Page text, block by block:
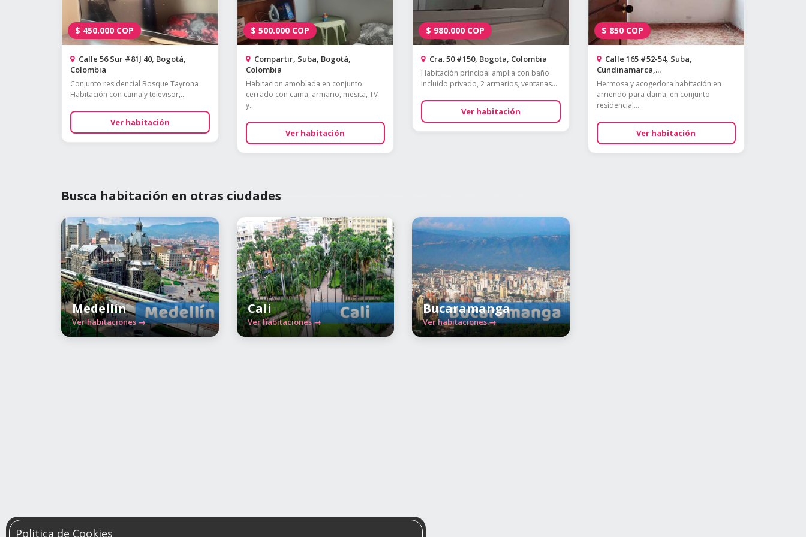
$ 450.000 COP
Calle 56 Sur #81J 40, Bogotá,
Colombia
Conjunto residencial Bosque Tayrona
Habitación con cama y televisor,...
Ver habitación
$ 500.000 COP
Compartir, Suba, Bogotá,
Colombia
Habitacion amoblada en conjunto
cerrado con cama, armario, mesita, TV
y...
Ver habitación
$ 980.000 COP
Cra. 50 #150, Bogota, Colombia
Habitación principal amplia con baño
incluido privado, 2 armarios, ventanas...
Ver habitación
$ 850 COP
Calle 165 #52-54, Suba,
Cundinamarca,...
Hermosa y acogedora habitación en
arriendo para dama, en conjunto
residencial...
Ver habitación
Busca habitación en otras ciudades
Medellín
Ver habitaciones →
Cali
Ver habitaciones →
Bucaramanga
Ver habitaciones →
Politica de Cookies